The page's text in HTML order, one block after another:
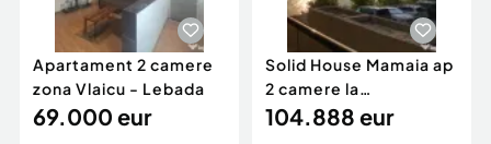
Apartament 2 camere
zona Vlaicu - Lebada
69.000 eur
Solid House Mamaia ap
2 camere la
cheie,langa Mega
104.888 eur